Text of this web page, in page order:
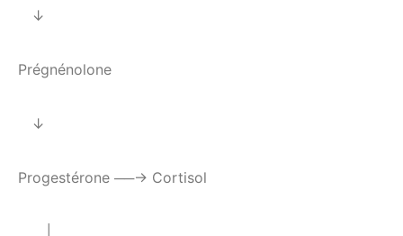
↓
Prégnénolone
↓
Progestérone ──→ Cortisol